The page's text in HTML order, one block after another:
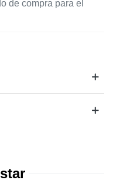
de compra para el